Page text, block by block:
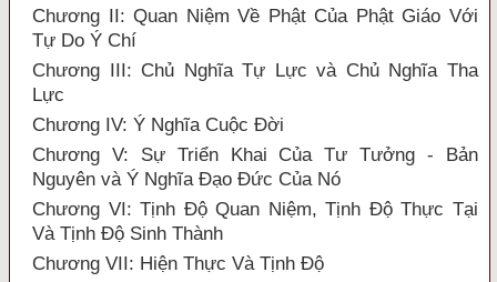
Chương II: Quan Niệm Về Phật Của Phật Giáo Với
Tự Do Ý Chí
Chương III: Chủ Nghĩa Tự Lực và Chủ Nghĩa Tha
Lực
Chương IV: Ý Nghĩa Cuộc Đời
Chương V: Sự Triển Khai Của Tư Tưởng - Bản
Nguyên và Ý Nghĩa Đạo Đức Của Nó
Chương VI: Tịnh Độ Quan Niệm, Tịnh Độ Thực Tại
Và Tịnh Độ Sinh Thành
Chương VII: Hiện Thực Và Tịnh Độ